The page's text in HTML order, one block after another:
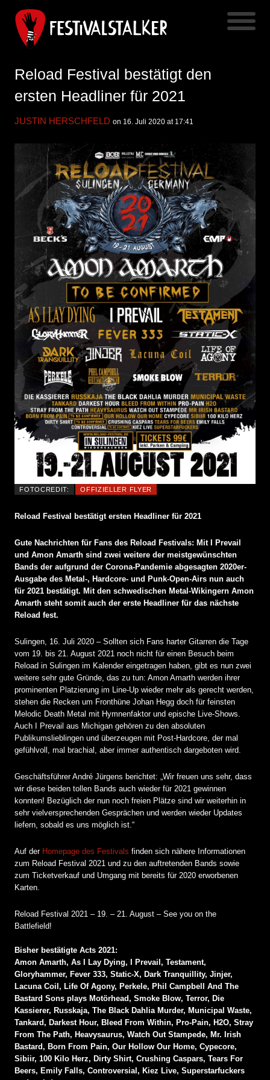
Reload Festival bestätigt den
ersten Headliner für 2021
JUSTIN HERSCHFELD on 16. Juli 2020 at 17:41
FOTOCREDIT: OFFIZIELLER FLYER
Reload Festival bestätigt ersten Headliner für 2021
Gute Nachrichten für Fans des Reload Festivals: Mit I Prevail
und Amon Amarth sind zwei weitere der meistgewünschten
Bands der aufgrund der Corona-Pandemie abgesagten 2020er-
Ausgabe des Metal-, Hardcore- und Punk-Open-Airs nun auch
für 2021 bestätigt. Mit den schwedischen Metal-Wikingern Amon
Amarth steht somit auch der erste Headliner für das nächste
Reload fest.
Sulingen, 16. Juli 2020 – Sollten sich Fans harter Gitarren die Tage
vom 19. bis 21. August 2021 noch nicht für einen Besuch beim
Reload in Sulingen im Kalender eingetragen haben, gibt es nun zwei
weitere sehr gute Gründe, das zu tun: Amon Amarth werden ihrer
prominenten Platzierung im Line-Up wieder mehr als gerecht werden,
stehen die Recken um Fronthüne Johan Hegg doch für feinsten
Melodic Death Metal mit Hymnenfaktor und epische Live-Shows.
Auch I Prevail aus Michigan gehören zu den absoluten
Publikumslieblingen und überzeugen mit Post-Hardcore, der mal
gefühlvoll, mal brachial, aber immer authentisch dargeboten wird.
Geschäftsführer André Jürgens berichtet: „Wir freuen uns sehr, dass
wir diese beiden tollen Bands auch wieder für 2021 gewinnen
konnten! Bezüglich der nun noch freien Plätze sind wir weiterhin in
sehr vielversprechenden Gesprächen und werden wieder Updates
liefern, sobald es uns möglich ist.“
Auf der Homepage des Festivals finden sich nähere Informationen
zum Reload Festival 2021 und zu den auftretenden Bands sowie
zum Ticketverkauf und Umgang mit bereits für 2020 erworbenen
Karten.
Reload Festival 2021 – 19. – 21. August – See you on the
Battlefield!
Bisher bestätigte Acts 2021:
Amon Amarth, As I Lay Dying, I Prevail, Testament,
Gloryhammer, Fever 333, Static-X, Dark Tranquillity, Jinjer,
Lacuna Coil, Life Of Agony, Perkele, Phil Campbell And The
Bastard Sons plays Motörhead, Smoke Blow, Terror, Die
Kassierer, Russkaja, The Black Dahlia Murder, Municipal Waste,
Tankard, Darkest Hour, Bleed From Within, Pro-Pain, H2O, Stray
From The Path, Heavysaurus, Watch Out Stampede, Mr. Irish
Bastard, Born From Pain, Our Hollow Our Home, Cypecore,
Sibiir, 100 Kilo Herz, Dirty Shirt, Crushing Caspars, Tears For
Beers, Emily Falls, Controversial, Kiez Live, Superstarfuckers